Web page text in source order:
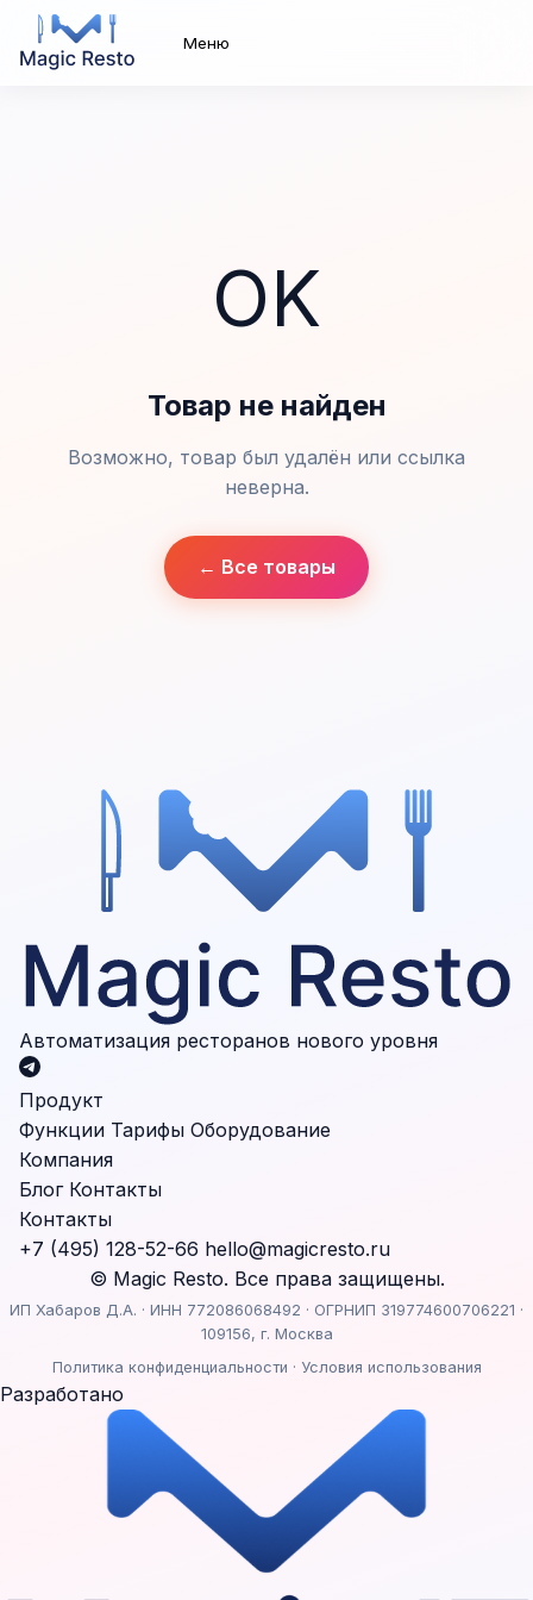
Меню
OK
Товар не найден
Возможно, товар был удалён или ссылка
неверна.
← Все товары
Автоматизация ресторанов нового уровня
Продукт
Функции Тарифы Оборудование
Компания
Блог Контакты
Контакты
+7 (495) 128-52-66 hello@magicresto.ru
© Magic Resto. Все права защищены.
ИП Хабаров Д.А. · ИНН 772086068492 · ОГРНИП 319774600706221 ·
109156, г. Москва
Политика конфиденциальности · Условия использования
Разработано